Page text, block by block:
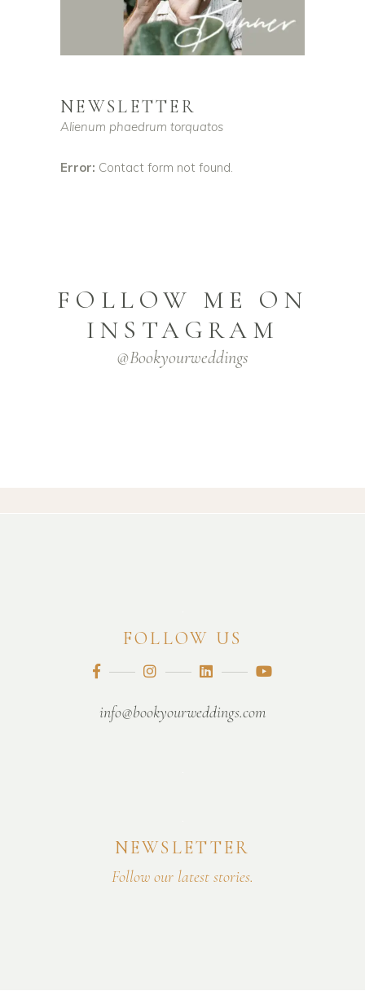
NEWSLETTER
Alienum phaedrum torquatos
Error: Contact form not found.
FOLLOW ME ON
INSTAGRAM
@bookyourweddings
FOLLOW US
info@bookyourweddings.com
NEWSLETTER
Follow our latest stories.